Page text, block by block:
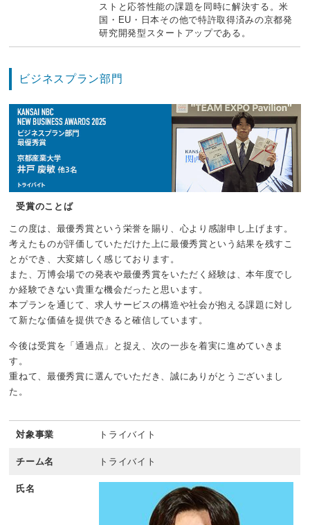
ストと応答性能の課題を同時に解決する。米
国・EU・日本その他で特許取得済みの京都発
研究開発型スタートアップである。
ビジネスプラン部門
受賞のことば
この度は、最優秀賞という栄誉を賜り、⼼より感謝申し上げます。
考えたものが評価していただけた上に最優秀賞という結果を残すこ
とができ、⼤変嬉しく感じております。
また、万博会場での発表や最優秀賞をいただく経験は、本年度でし
か経験できない貴重な機会だったと思います。
本プランを通じて、求⼈サービスの構造や社会が抱える課題に対し
て新たな価値を提供できると確信しています。
今後は受賞を「通過点」と捉え、次の⼀歩を着実に進めていきま
す。
重ねて、最優秀賞に選んでいただき、誠にありがとうございまし
た。
対象事業 トライバイト
チーム名 トライバイト
氏名